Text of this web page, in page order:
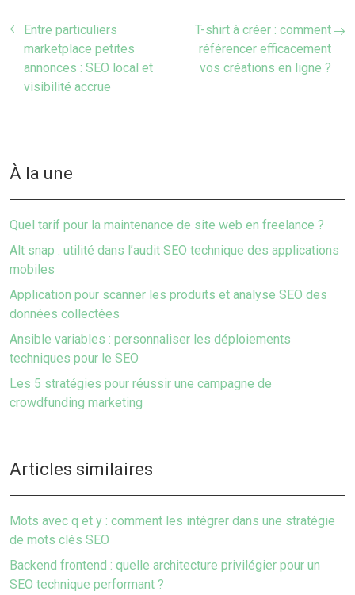
Entre particuliers
marketplace petites
annonces : SEO local et
visibilité accrue
T-shirt à créer : comment
référencer efficacement
vos créations en ligne ?
À la une
Quel tarif pour la maintenance de site web en freelance ?
Alt snap : utilité dans l’audit SEO technique des applications
mobiles
Application pour scanner les produits et analyse SEO des
données collectées
Ansible variables : personnaliser les déploiements
techniques pour le SEO
Les 5 stratégies pour réussir une campagne de
crowdfunding marketing
Articles similaires
Mots avec q et y : comment les intégrer dans une stratégie
de mots clés SEO
Backend frontend : quelle architecture privilégier pour un
SEO technique performant ?